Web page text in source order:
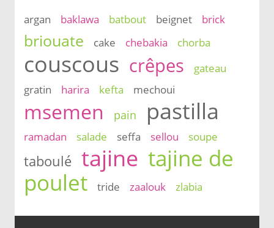
argan baklawa batbout beignet brick
briouate cake chebakia chorba
couscous crêpes
gateau
gratin
harira kefta mechoui
msemen pain pastilla
ramadan salade seffa sellou soupe
taboulé tajine tajine de
poulet
tride zaalouk zlabia